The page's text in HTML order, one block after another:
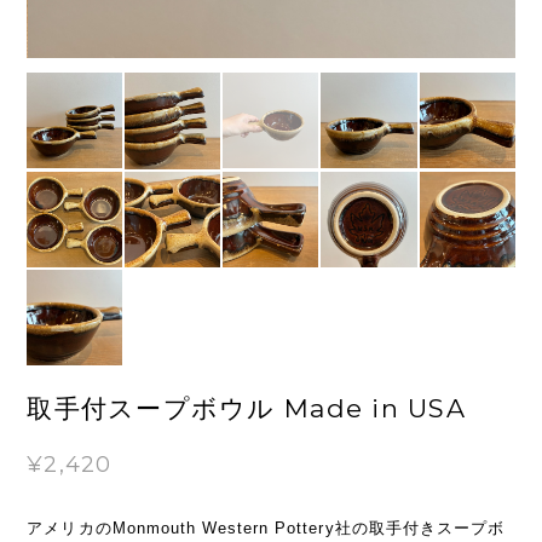
取手付スープボウル Made in USA
¥2,420
アメリカのMonmouth Western Pottery社の取手付きスープボ